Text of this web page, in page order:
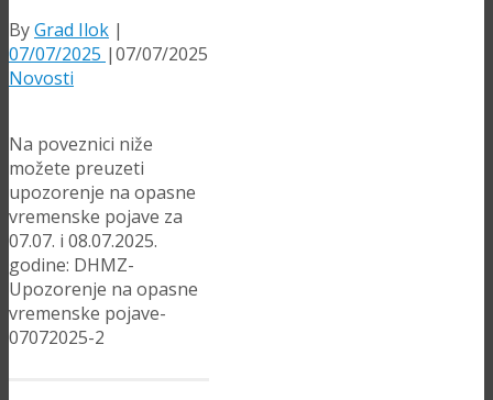
ByGrad Ilok |
07/07/2025 |07/07/2025
Novosti
Na poveznici niže
možete preuzeti
upozorenje na opasne
vremenske pojave za
07.07. i 08.07.2025.
godine: DHMZ-
Upozorenje na opasne
vremenske pojave-
07072025-2